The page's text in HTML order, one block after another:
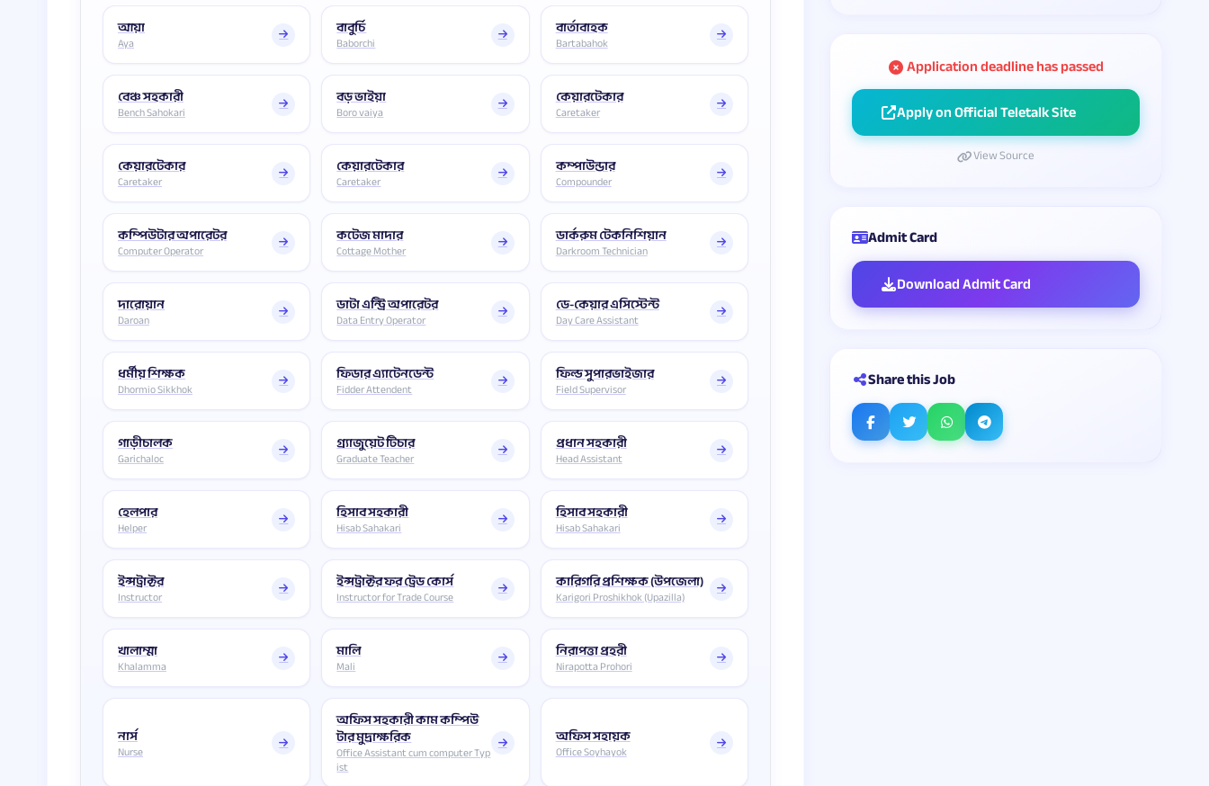
আয়া
Aya
বাবুর্চি
Baborchi
বার্তাবাহক
Bartabahok
বেঞ্চ সহকারী
Bench Sahokari
বড় ভাইয়া
Boro vaiya
কেয়ারটেকার
Caretaker
কেয়ারটেকার
Caretaker
কেয়ারটেকার
Caretaker
কম্পাউন্ডার
Compounder
কম্পিউটার অপারেটর
Computer Operator
কটেজ মাদার
Cottage Mother
ডার্করুম টেকনিশিয়ান
Darkroom Technician
দারোয়ান
Daroan
ডাটা এন্ট্রি অপারেটর
Data Entry Operator
ডে-কেয়ার এসিস্টেন্ট
Day Care Assistant
ধর্মীয় শিক্ষক
Dhormio Sikkhok
ফিডার এ্যাটেনডেন্ট
Fidder Attendent
ফিল্ড সুপারভাইজার
Field Supervisor
গাড়ীচালক
Garichaloc
গ্র্যাজুয়েট টিচার
Graduate Teacher
প্রধান সহকারী
Head Assistant
হেলপার
Helper
হিসাব সহকারী
Hisab Sahakari
হিসাব সহকারী
Hisab Sahakari
ইন্সট্রাক্টর
Instructor
ইন্সট্রাক্টর ফর ট্রেড কোর্স
Instructor for Trade Course
কারিগরি প্রশিক্ষক (উপজেলা)
Karigori Proshikhok (Upazilla)
খালাম্মা
Khalamma
মালি
Mali
নিরাপত্তা প্রহরী
Nirapotta Prohori
নার্স
Nurse
অফিস সহকারী কাম কম্পিউ
টার মুদ্রাক্ষরিক
Office Assistant cum computer Typ
ist
অফিস সহায়ক
Office Soyhayok
Application deadline has passed
Apply on Official Teletalk Site
View Source
Admit Card
Download Admit Card
Share this Job